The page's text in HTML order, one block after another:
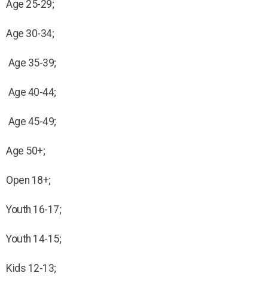
Age 25-29;
Age 30-34;
Age 35-39;
Age 40-44;
Age 45-49;
Age 50+;
Open 18+;
Youth 16-17;
Youth 14-15;
Kids 12-13;